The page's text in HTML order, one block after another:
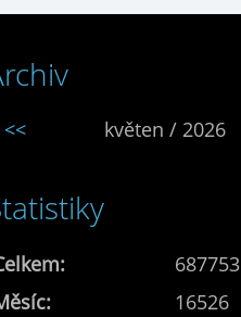
<< květen / 2026
687753
16526